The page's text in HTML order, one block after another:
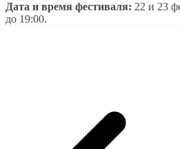
Дата и время фестиваля: 22 и 23
до 19:00.